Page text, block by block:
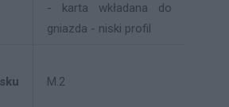
- karta wkładana do
gniazda - niski profil
M.2